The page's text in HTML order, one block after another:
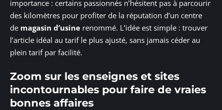
importance : certains passionnés n’hésitent pas à parcourir
des kilomètres pour profiter de la réputation d’un centre
de magasin d’usine renommé. L’idée est simple : trouver
l’article idéal au tarif le plus ajusté, sans jamais céder au
plein tarif par facilité.
Zoom sur les enseignes et sites
incontournables pour faire de vraies
bonnes affaires